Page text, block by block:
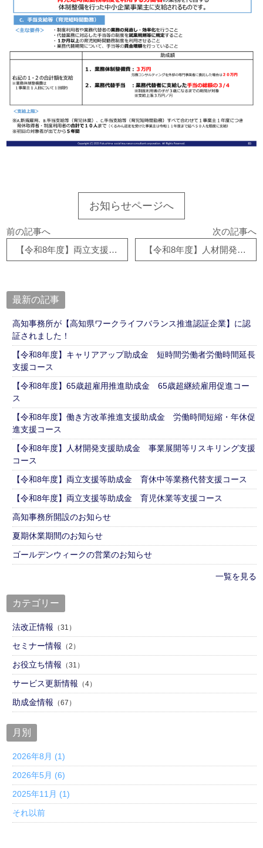
お知らせページへ
前の記事へ
【令和8年度】両立支援等助成金 育児休業等支援コース
次の記事へ
【令和8年度】人材開発支援助成金 事業展開等リスキリング支援コース
最新の記事
高知事務所が【高知県ワークライフバランス推進認証企業】に認
証されました！
【令和8年度】キャリアアップ助成金 短時間労働者労働時間延長
支援コース
【令和8年度】65歳超雇用推進助成金 65歳超継続雇用促進コー
ス
【令和8年度】働き方改革推進支援助成金 労働時間短縮・年休促
進支援コース
【令和8年度】人材開発支援助成金 事業展開等リスキリング支援
コース
【令和8年度】両立支援等助成金 育休中等業務代替支援コース
【令和8年度】両立支援等助成金 育児休業等支援コース
高知事務所開設のお知らせ
夏期休業期間のお知らせ
ゴールデンウィークの営業のお知らせ
一覧を見る
カテゴリー
法改正情報 （31）
セミナー情報 （2）
お役立ち情報 （31）
サービス更新情報 （4）
助成金情報 （67）
月別
2026年8月 (1)
2026年5月 (6)
2025年11月 (1)
それ以前